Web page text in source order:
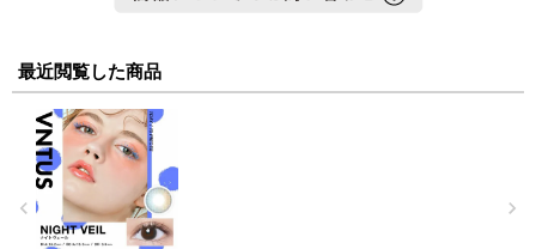
最近閲覧した商品